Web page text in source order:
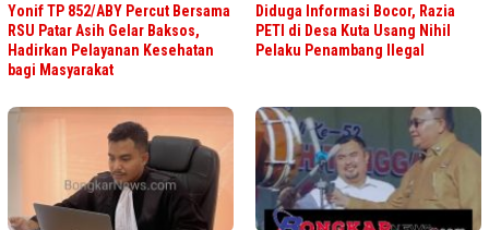
Yonif TP 852/ABY Percut Bersama
RSU Patar Asih Gelar Baksos,
Hadirkan Pelayanan Kesehatan
bagi Masyarakat
Diduga Informasi Bocor, Razia
PETI di Desa Kuta Usang Nihil
Pelaku Penambang Ilegal